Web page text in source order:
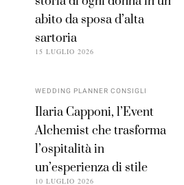
abito da sposa d’alta
sartoria
15 LUGLIO 2026
WEDDING PLANNER CONSIGLI
Ilaria Capponi, l’Event
Alchemist che trasforma
l’ospitalità in
un’esperienza di stile
10 LUGLIO 2026